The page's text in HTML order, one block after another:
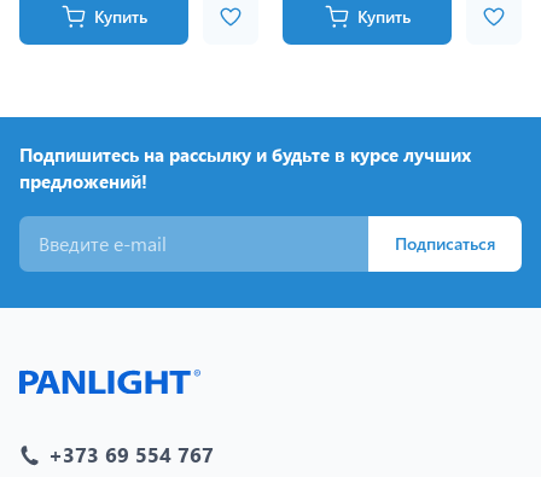
Купить Купить
Подпишитесь на рассылку и будьте в курсе лучших
предложений!
Подписаться
+373 69 554 767